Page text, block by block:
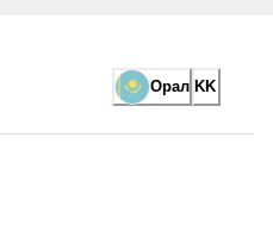
Орал KK